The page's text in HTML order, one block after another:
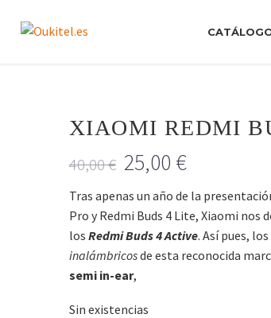
XIAOMI REDMI
40,00€ 25,00 €
Tras apenas un año de la
Pro y Redmi Buds 4 Lite, Xiaomi
los Redmi Buds 4 Active. Así pues,
inalámbricosde esta reconocida
semi in-ear,
Sin existencias